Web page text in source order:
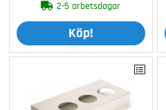
2-5 arbetsdagar
Köp!